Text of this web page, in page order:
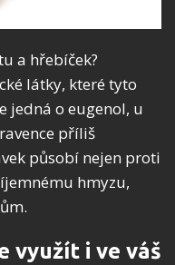
a hřebíček?
látky, které tyto
jedná o eugenol, u
příliš
působí nejen proti
hmyzu,
využít i ve váš